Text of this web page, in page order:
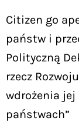
Citizen go
państw i
Polityczną
rzecz
wdrożenia
państwach”